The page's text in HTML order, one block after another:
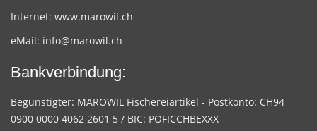
Internet: www.marowil.ch
eMail: info@marowil.ch
Bankverbindung:
Begünstigter: MAROWIL Fischereiartikel - Postkonto: CH94
0900 0000 4062 2601 5 / BIC: POFICCHBEXXX